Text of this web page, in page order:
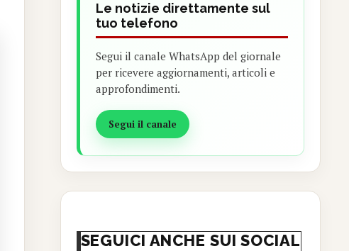
Le notizie direttamente sul
tuo telefono
Segui il canale WhatsApp del giornale
per ricevere aggiornamenti, articoli e
approfondimenti.
Segui il canale
SEGUICI ANCHE SUI SOCIAL